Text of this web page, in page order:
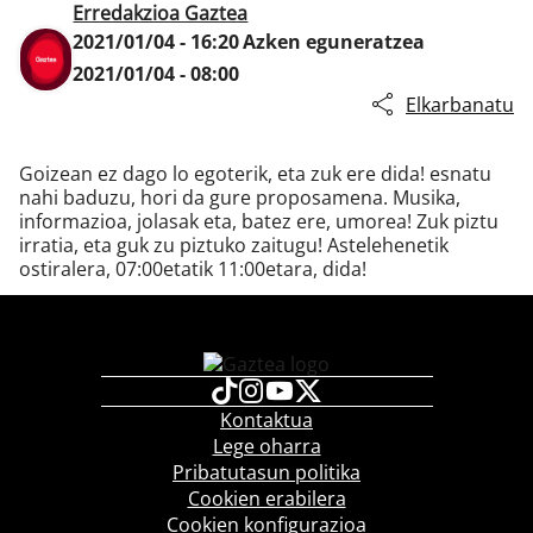
Erredakzioa Gaztea
2021/01/04 - 16:20Azken eguneratzea
2021/01/04 - 08:00
Elkarbanatu
Goizean ez dago lo egoterik, eta zuk ere dida! esnatu
nahi baduzu, hori da gure proposamena. Musika,
informazioa, jolasak eta, batez ere, umorea! Zuk piztu
irratia, eta guk zu piztuko zaitugu! Astelehenetik
ostiralera, 07:00etatik 11:00etara, dida!
Kontaktua
Lege oharra
Pribatutasun politika
Cookien erabilera
Cookien konfigurazioa